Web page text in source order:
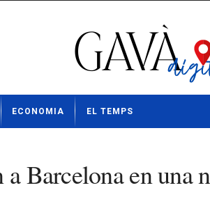
ECONOMIA EL TEMPS
Barcelona en una